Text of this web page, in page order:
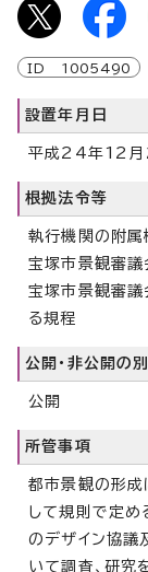
ID 1005490
設置年月日
平成24年12月
根拠法令等
執行機関の附属
宝塚市景観審議
宝塚市景観審議
る規程
公開・非公開の別
公開
所管事項
都市景観の形成
して規則で定め
のデザイン協議
いて調査、研究